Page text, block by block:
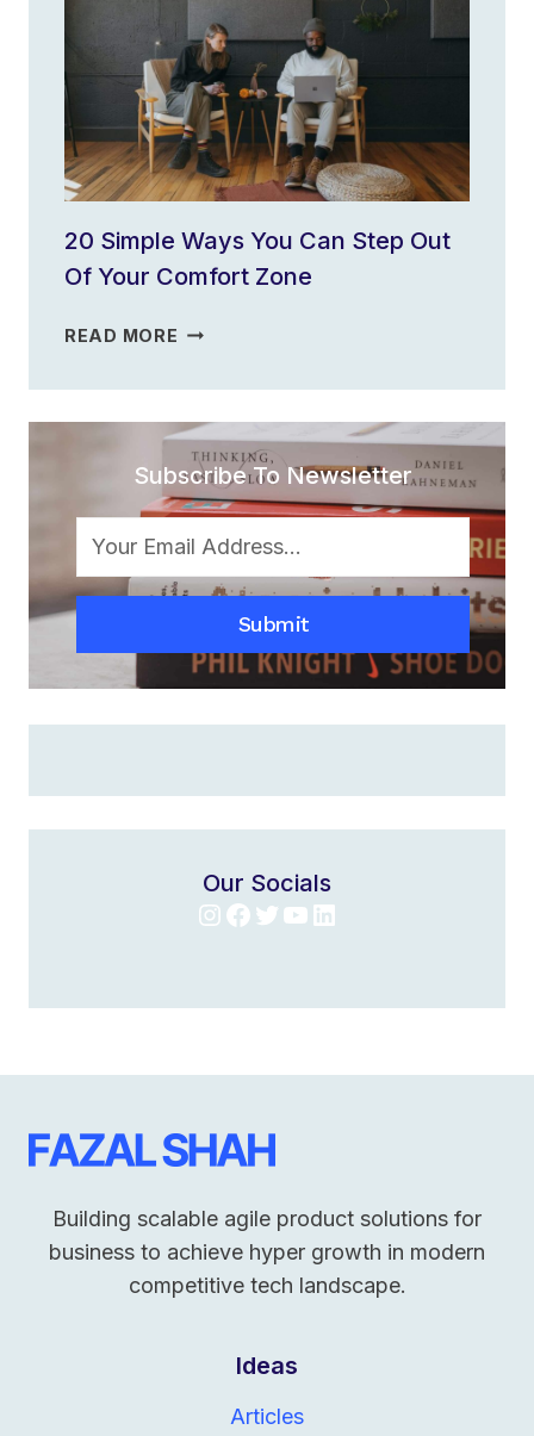
PRODUCTIVITY
PLAN
FOR
THE
YEAR?
20 Simple Ways You Can Step Out
Of Your Comfort Zone
READ MORE 20
WAYS
YOU
CAN
STEP
OUT
OF
COMFORT
Subscribe To Newsletter
Submit
Our Socials
Instagram
Facebook
Twitter
YouTube
LinkedIn
Building scalable agile product solutions for
business to achieve hyper growth in modern
competitive tech landscape.
Ideas
Articles